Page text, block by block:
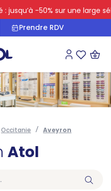
jusqu’à -50% sur une large
Prendre RDV
Connexion
Occitanie Aveyron
Atol